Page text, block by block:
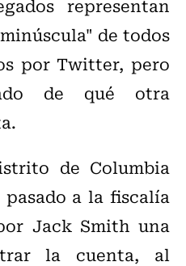
representan
de todos
por Twitter, pero
de qué otra
de Columbia
a la fiscalía
Jack Smith una
la cuenta, al